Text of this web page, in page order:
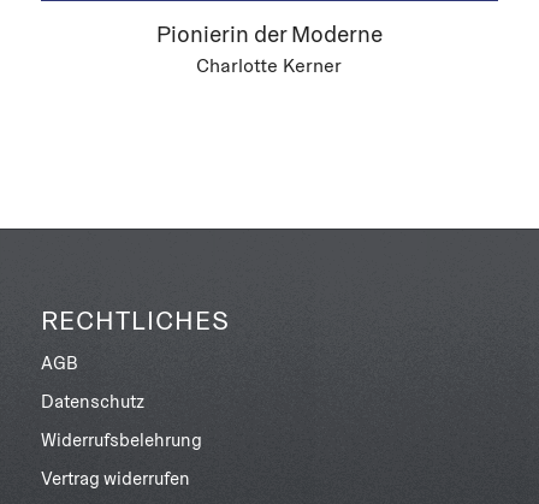
Pionierin der Moderne
Charlotte Kerner
RECHTLICHES
AGB
Datenschutz
Widerrufsbelehrung
Vertrag widerrufen